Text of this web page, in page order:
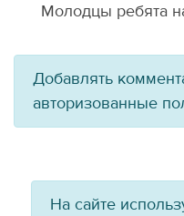
Молодцы ребята
Добавлять
авторизованные
На сайте